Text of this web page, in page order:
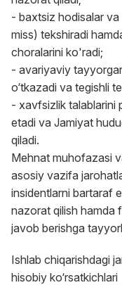
- baxtsiz hodisalar
miss) tekshiradi
choralarini ko'radi;
- avariyaviy
o‘tkazadi va tegishli
- xavfsizlik talablarini
etadi va Jamiyat
qiladi.
Mehnat muhofazasi
asosiy vazifa
insidentlarni bartaraf
nazorat qilish hamda
javob berishga
Ishlab chiqarishdagi
hisobiy ko‘rsatkichlari